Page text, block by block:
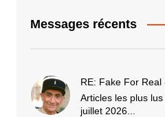
Messages récents
RE: Fake For Real
Articles les plus
juillet 2026...